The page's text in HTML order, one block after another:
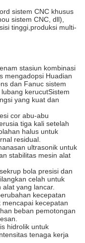
sistem CNC khusus
sistem CNC, dll),
tinggi,produksi multi-
stasiun kombinasi
mengadopsi Huadian
dan Fanuc sistem
kerucutSistem
yang kuat dan
cor abu-abu
tiga kali setelah
halus untuk
residual.
ultrasonik untuk
stabilitas mesin alat
bola presisi dan
celah untuk
yang lancar.
kecepatan
kecepatan
beban pemotongan
hidrolik untuk
tenaga kerja